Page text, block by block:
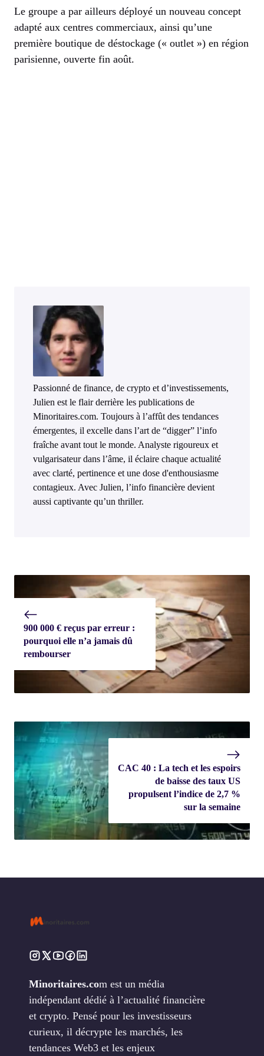
Le groupe a par ailleurs déployé un nouveau concept
adapté aux centres commerciaux, ainsi qu’une
première boutique de déstockage (« outlet ») en région
parisienne, ouverte fin août.
Passionné de finance, de crypto et d’investissements,
Julien est le flair derrière les publications de
Minoritaires.com. Toujours à l’affût des tendances
émergentes, il excelle dans l’art de “digger” l’info
fraîche avant tout le monde. Analyste rigoureux et
vulgarisateur dans l’âme, il éclaire chaque actualité
avec clarté, pertinence et une dose d'enthousiasme
contagieux. Avec Julien, l’info financière devient
aussi captivante qu’un thriller.
900 000 € reçus par erreur :
pourquoi elle n’a jamais dû
rembourser
CAC 40 : La tech et les espoirs
de baisse des taux US
propulsent l’indice de 2,7 %
sur la semaine
Minoritaires.com est un média
indépendant dédié à l’actualité financière
et crypto. Pensé pour les investisseurs
curieux, il décrypte les marchés, les
tendances Web3 et les enjeux